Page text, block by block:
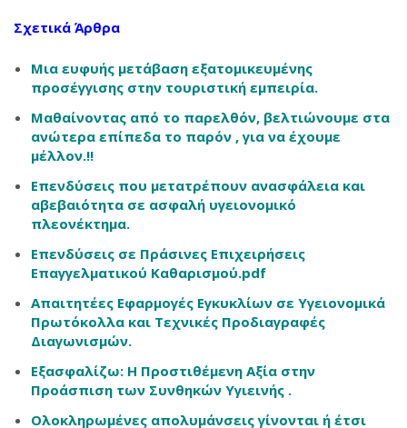
Σχετικά Άρθρα
Μια ευφυής μετάβαση εξατομικευμένης
προσέγγισης στην τουριστική εμπειρία.
Μαθαίνοντας από το παρελθόν, βελτιώνουμε στα
ανώτερα επίπεδα το παρόν , για να έχουμε
μέλλον.!!
Επενδύσεις που μετατρέπουν ανασφάλεια και
αβεβαιότητα σε ασφαλή υγειονομικό
πλεονέκτημα.
Επενδύσεις σε Πράσινες Επιχειρήσεις
Επαγγελματικού Καθαρισμού.pdf
Απαιτητέες Εφαρμογές Εγκυκλίων σε Υγειονομικά
Πρωτόκολλα και Τεχνικές Προδιαγραφές
Διαγωνισμών.
Εξασφαλίζω: Η Προστιθέμενη Αξία στην
Προάσπιση των Συνθηκών Υγιεινής .
Ολοκληρωμένες απολυμάνσεις γίνονται ή έτσι